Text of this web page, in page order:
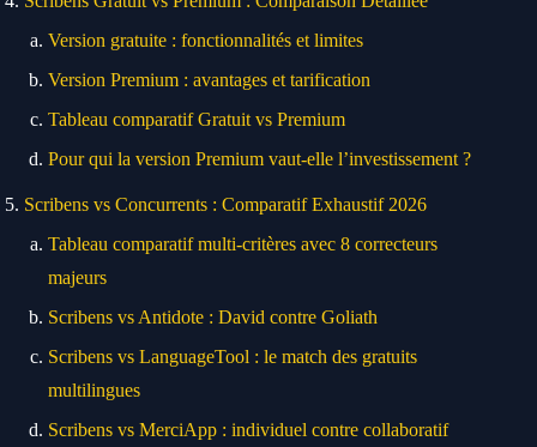
Version gratuite : fonctionnalités et limites
Version Premium : avantages et tarification
Tableau comparatif Gratuit vs Premium
Pour qui la version Premium vaut-elle l’investissement ?
Scribens vs Concurrents : Comparatif Exhaustif 2026
Tableau comparatif multi-critères avec 8 correcteurs
majeurs
Scribens vs Antidote : David contre Goliath
Scribens vs LanguageTool : le match des gratuits
multilingues
Scribens vs MerciApp : individuel contre collaboratif